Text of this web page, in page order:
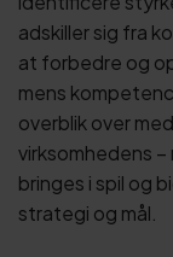
adskiller sig fra
at forbedre og
mens
overblik over
virksomhedens
bringes i spil og
strategi og mål.